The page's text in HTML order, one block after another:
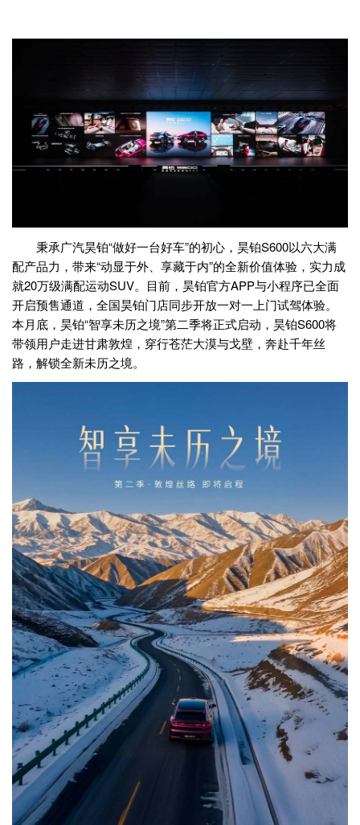
秉承广汽昊铂“做好一台好车”的初心，昊铂S600以六大满
配产品力，带来“动显于外、享藏于内”的全新价值体验，实力成
就20万级满配运动SUV。目前，昊铂官方APP与小程序已全面
开启预售通道，全国昊铂门店同步开放一对一上门试驾体验。
本月底，昊铂“智享未历之境”第二季将正式启动，昊铂S600将
带领用户走进甘肃敦煌，穿行苍茫大漠与戈壁，奔赴千年丝
路，解锁全新未历之境。